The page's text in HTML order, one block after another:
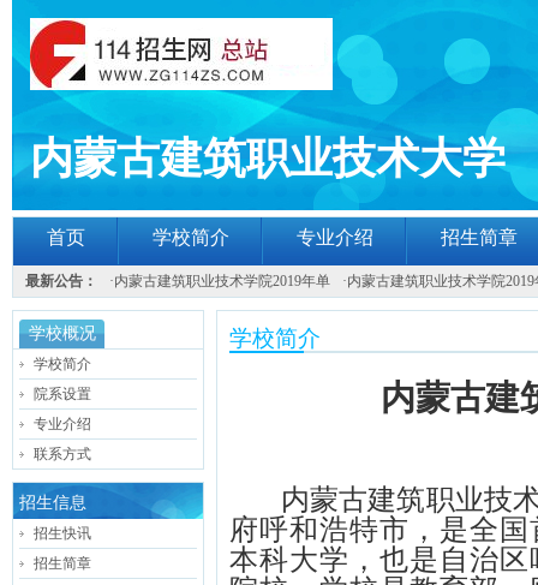
内蒙古建筑职业技术大学
首页 学校简介 专业介绍 招生简章
最新公告： ·内蒙古建筑职业技术学院2019年单 ·内蒙古建筑职业技术学院2019
学校概况
学校简介
院系设置
专业介绍
联系方式
招生信息
招生快讯
招生简章
学校简介
内蒙古建
内蒙古建筑职业技
府呼和浩特市，是全
本科大学， 也是 自治